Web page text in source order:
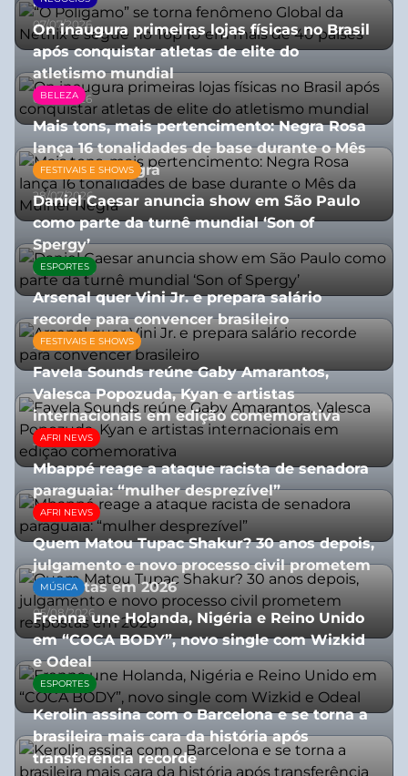
07/07/2026
On inaugura primeiras lojas físicas no Brasil
após conquistar atletas de elite do
atletismo mundial
07/07/2026
BELEZA
Mais tons, mais pertencimento: Negra Rosa
lança 16 tonalidades de base durante o Mês
da Mulher Negra
28/07/2026
FESTIVAIS E SHOWS
Daniel Caesar anuncia show em São Paulo
como parte da turnê mundial ‘Son of
Spergy’
05/08/2026
ESPORTES
Arsenal quer Vini Jr. e prepara salário
recorde para convencer brasileiro
27/07/2026
FESTIVAIS E SHOWS
Favela Sounds reúne Gaby Amarantos,
Valesca Popozuda, Kyan e artistas
internacionais em edição comemorativa
31/07/2026
AFRI NEWS
Mbappé reage a ataque racista de senadora
paraguaia: “mulher desprezível”
07/07/2026
AFRI NEWS
Quem Matou Tupac Shakur? 30 anos depois,
julgamento e novo processo civil prometem
respostas em 2026
05/08/2026
MÚSICA
Frenna une Holanda, Nigéria e Reino Unido
em “COCA BODY”, novo single com Wizkid
e Odeal
07/07/2026
ESPORTES
Kerolin assina com o Barcelona e se torna a
brasileira mais cara da história após
transferência recorde